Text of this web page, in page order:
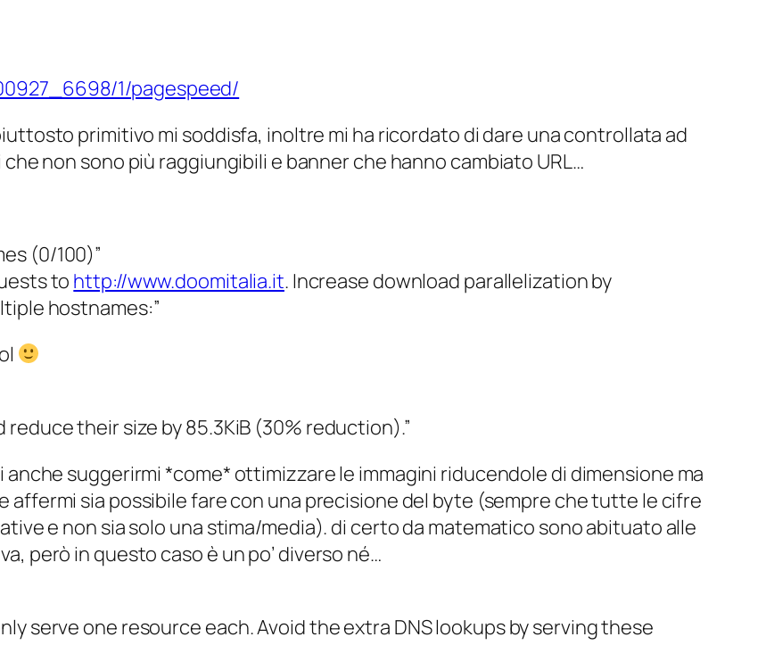
1/pagespeed/
primitivo mi soddisfa, inoltre mi ha ricordato di dare una controllata ad
non sono più raggiungibili e banner che hanno cambiato URL…
(0/100)”
to http://www.doomitalia.it. Increase download parallelization by
hostnames:”
their size by 85.3KiB (30% reduction).”
anche suggerirmi *come* ottimizzare le immagini riducendole di dimensione ma
affermi sia possibile fare con una precisione del byte (sempre che tutte le cifre
e non sia solo una stima/media). di certo da matematico sono abituato alle
però in questo caso è un po’ diverso né…
serve one resource each. Avoid the extra DNS lookups by serving these